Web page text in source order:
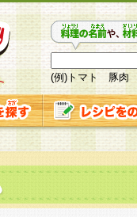
(例)トマト 豚肉